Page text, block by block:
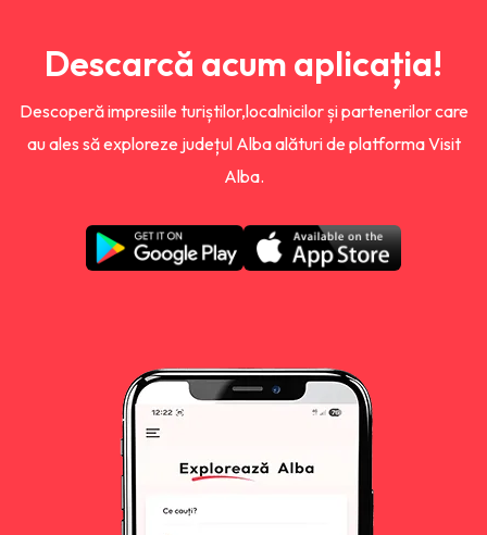
Descarcă acum aplicația!
Descoperă impresiile turiștilor,localnicilor și partenerilor care
au ales să exploreze județul Alba alături de platforma Visit
Alba.